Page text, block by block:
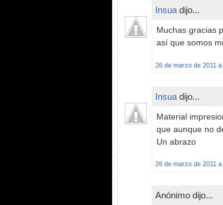
Insua dijo...
Muchas gracias
así que somos
26 de marzo de 2011 a
Insua dijo...
Material
que aunque no
Un abrazo
26 de marzo de 2011 a
Anónimo dijo...